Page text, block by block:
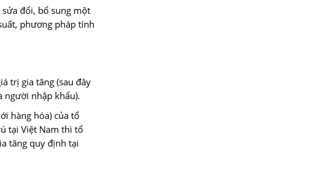
đổi, bổ sung một
phương pháp tính
trị gia tăng (sau đây
người nhập khẩu).
hàng hóa) của tổ
tại Việt Nam thì tổ
tăng quy định tại